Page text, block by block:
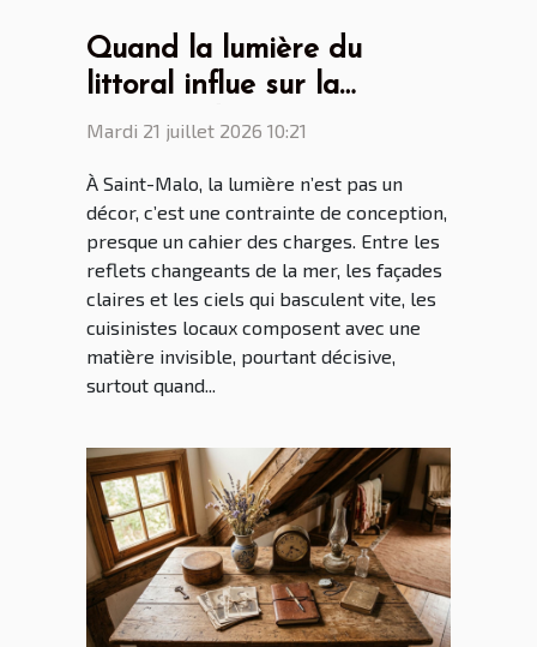
Quand la lumière du
littoral influe sur la
création des cuisines par
Mardi 21 juillet 2026 10:21
À Saint-Malo, la lumière n’est pas un
décor, c’est une contrainte de conception,
presque un cahier des charges. Entre les
reflets changeants de la mer, les façades
claires et les ciels qui basculent vite, les
cuisinistes locaux composent avec une
matière invisible, pourtant décisive,
surtout quand...